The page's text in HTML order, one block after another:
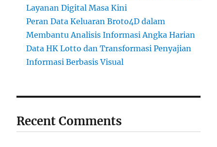
Layanan Digital Masa Kini
Peran Data Keluaran Broto4D dalam
Membantu Analisis Informasi Angka Harian
Data HK Lotto dan Transformasi Penyajian
Informasi Berbasis Visual
Recent Comments